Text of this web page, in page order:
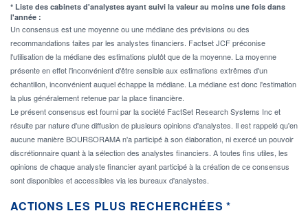
* Liste des cabinets d'analystes ayant suivi la valeur au moins une fois dans
l'année :
Un consensus est une moyenne ou une médiane des prévisions ou des
recommandations faites par les analystes financiers. Factset JCF préconise
l'utilisation de la médiane des estimations plutôt que de la moyenne. La moyenne
présente en effet l'inconvénient d'être sensible aux estimations extrêmes d'un
échantillon, inconvénient auquel échappe la médiane. La médiane est donc l'estimation
la plus généralement retenue par la place financière.
Le présent consensus est fourni par la société FactSet Research Systems Inc et
résulte par nature d'une diffusion de plusieurs opinions d'analystes. Il est rappelé qu'en
aucune manière BOURSORAMA n'a participé à son élaboration, ni exercé un pouvoir
discrétionnaire quant à la sélection des analystes financiers. A toutes fins utiles, les
opinions de chaque analyste financier ayant participé à la création de ce consensus
sont disponibles et accessibles via les bureaux d'analystes.
ACTIONS LES PLUS RECHERCHÉES *